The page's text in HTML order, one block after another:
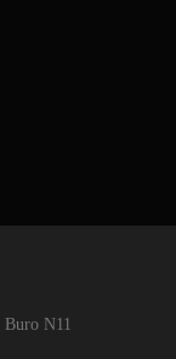
Buro N11